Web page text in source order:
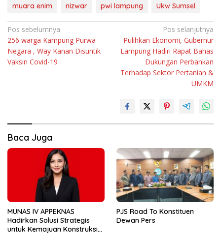
muara enim nizwar pwi lampung Ukw Sumsel
Navigasi
pos
Pos sebelumnya
256 warga Kampung Purwa
Negara , Way Kanan Disuntik
Vaksin Covid-19
Pos selanjutnya
Pulihkan Ekonomi, Gubernur
Lampung Hadiri Rapat Bahas
Dukungan Perbankan
Terhadap Sektor Pertanian &
UMKM
Baca Juga
MUNAS IV APPEKNAS
Hadirkan Solusi Strategis
untuk Kemajuan Konstruksi
PJS Road To Konstituen
Dewan Pers